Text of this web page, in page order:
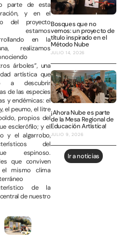
parte de esta
y en el
del proyecto
estamos
en la
realizamos
árboles”, una
artística que
a descubrir
de las especies
y endémicas: el
el peumo, el litre
propios del
esclerófilo; y el
y el algarrobo,
del
espinoso.
que conviven
el mismo clima
de la
de nuestro
Bosques que no
vemos: un proyecto de
título inspirado en el
Método Nube
JULIO 14, 2026
¡Ahora Nube es parte
de la Mesa Regional de
Educación Artística!
JULIO 9, 2026
Ir a noticias